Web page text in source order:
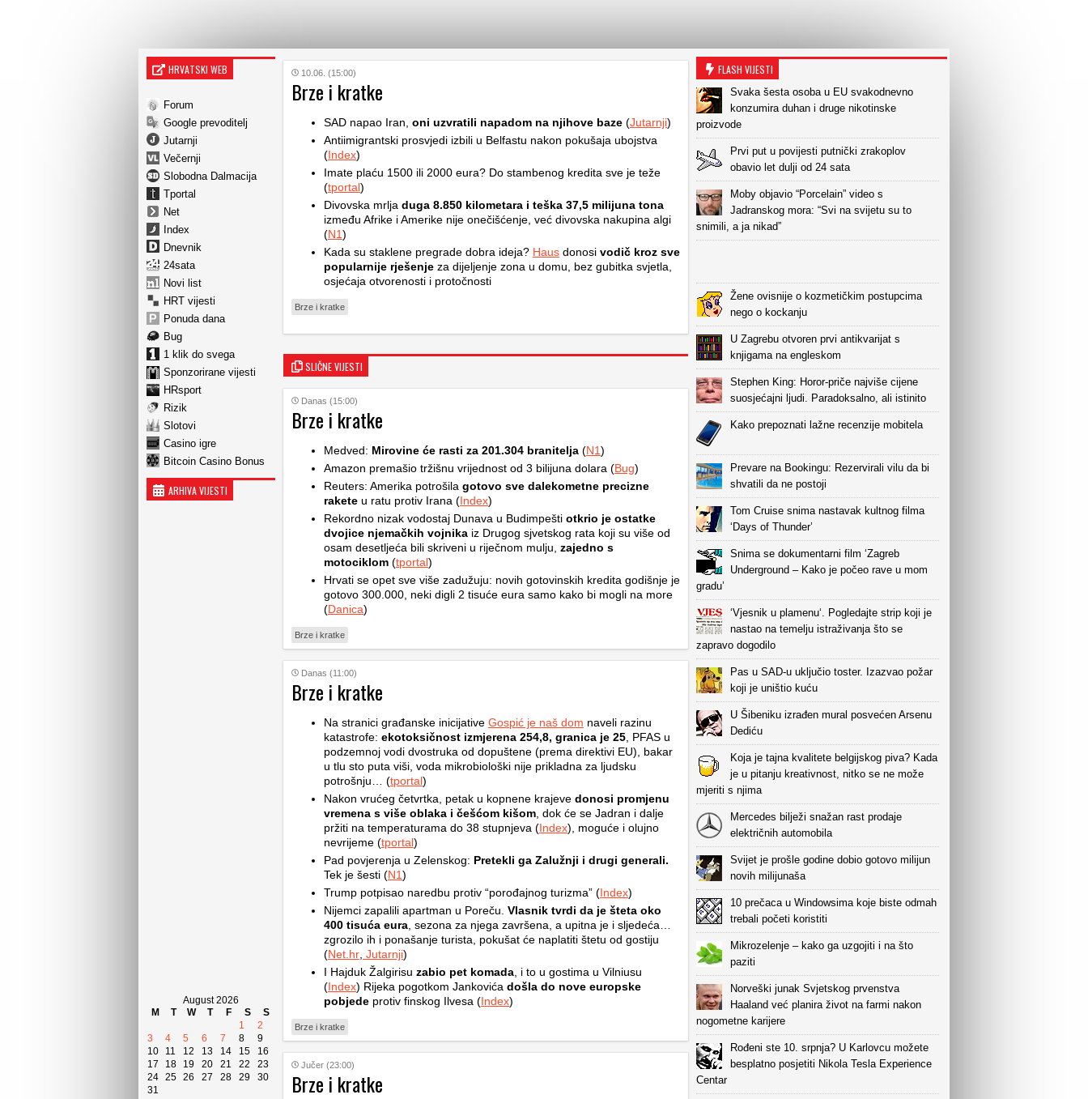
HRVATSKI WEB
Forum
Google prevoditelj
Jutarnji
Večernji
Slobodna Dalmacija
Tportal
Net
Index
Dnevnik
24sata
Novi list
HRT vijesti
Ponuda dana
Bug
1 klik do svega
Sponzorirane vijesti
HRsport
Rizik
Slotovi
Casino igre
Bitcoin Casino Bonus
ARHIVA VIJESTI
August 2026
M
T W T F S
S
1
2
3
4 5 6 7 8
9
10
11 12 13 14 15
16
17
18 19 20 21 22
23
24 25 26 27 28 29
30
31
10.06. (15:00)
Brze i kratke
SAD napao Iran, oni uzvratili napadom na njihove baze (Jutarnji)
Antiimigrantski prosvjedi izbili u Belfastu nakon pokušaja ubojstva
(Index)
Imate plaću 1500 ili 2000 eura? Do stambenog kredita sve je teže
(tportal)
Divovska mrlja duga 8.850 kilometara i teška 37,5 milijuna tona
između Afrike i Amerike nije onečišćenje, već divovska nakupina algi
(N1)
Kada su staklene pregrade dobra ideja? Haus donosi vodič kroz sve
popularnije rješenje za dijeljenje zona u domu, bez gubitka svjetla,
osjećaja otvorenosti i protočnosti
Brze i kratke
SLIČNE VIJESTI
Danas (15:00)
Brze i kratke
Medved: Mirovine će rasti za 201.304 branitelja (N1)
Amazon premašio tržišnu vrijednost od 3 bilijuna dolara (Bug)
Reuters: Amerika potrošila gotovo sve dalekometne precizne
rakete u ratu protiv Irana (Index)
Rekordno nizak vodostaj Dunava u Budimpešti otkrio je ostatke
dvojice njemačkih vojnika iz Drugog sjvetskog rata koji su više od
osam desetljeća bili skriveni u riječnom mulju, zajedno s
motociklom (tportal)
Hrvati se opet sve više zadužuju: novih gotovinskih kredita godišnje je
gotovo 300.000, neki digli 2 tisuće eura samo kako bi mogli na more
(Danica)
Brze i kratke
Danas (11:00)
Brze i kratke
Na stranici građanske inicijative Gospić je naš dom naveli razinu
katastrofe: ekotoksičnost izmjerena 254,8, granica je 25 , PFAS u
podzemnoj vodi dvostruka od dopuštene (prema direktivi EU), bakar
u tlu sto puta viši, voda mikrobiološki nije prikladna za ljudsku
potrošnju… (tportal)
Nakon vrućeg četvrtka, petak u kopnene krajeve donosi promjenu
vremena s više oblaka i češćom kišom , dok će se Jadran i dalje
pržiti na temperaturama do 38 stupnjeva (Index), moguće i olujno
nevrijeme (tportal)
Pad povjerenja u Zelenskog: Pretekli ga Zalužnji i drugi generali.
Tek je šesti (N1)
Trump potpisao naredbu protiv “porođajnog turizma” (Index)
Nijemci zapalili apartman u Poreču. Vlasnik tvrdi da je šteta oko
400 tisuća eura , sezona za njega završena, a upitna je i sljedeća…
zgrozilo ih i ponašanje turista, pokušat će naplatiti štetu od gostiju
(Net.hr Jutarnji)
I Hajduk Žalgirisu zabio pet komada , i to u gostima u Vilniusu
(Index) Rijeka pogotkom Jankovića došla do nove europske
pobjede protiv finskog Ilvesa (Index)
Brze i kratke
Jučer (23:00)
Brze i kratke
FLASH VIJESTI
Svaka šesta osoba u EU svakodnevno
konzumira duhan i druge nikotinske
proizvode
Prvi put u povijesti putnički zrakoplov
obavio let dulji od 24 sata
Moby objavio “Porcelain” video s
Jadranskog mora: “Svi na svijetu su to
snimili, a ja nikad”
Žene ovisnije o kozmetičkim postupcima
nego o kockanju
U Zagrebu otvoren prvi antikvarijat s
knjigama na engleskom
Stephen King: Horor-priče najviše cijene
suosjećajni ljudi. Paradoksalno, ali istinito
Kako prepoznati lažne recenzije mobitela
Prevare na Bookingu: Rezervirali vilu da bi
shvatili da ne postoji
Tom Cruise snima nastavak kultnog filma
‘Days of Thunder’
Snima se dokumentarni film ‘Zagreb
Underground – Kako je počeo rave u mom
gradu’
‘Vjesnik u plamenu‘. Pogledajte strip koji je
nastao na temelju istraživanja što se
zapravo dogodilo
Pas u SAD-u uključio toster. Izazvao požar
koji je uništio kuću
U Šibeniku izrađen mural posvećen Arsenu
Dediću
Koja je tajna kvalitete belgijskog piva? Kada
je u pitanju kreativnost, nitko se ne može
mjeriti s njima
Mercedes bilježi snažan rast prodaje
električnih automobila
Svijet je prošle godine dobio gotovo milijun
novih milijunaša
10 prečaca u Windowsima koje biste odmah
trebali početi koristiti
Mikrozelenje – kako ga uzgojiti i na što
paziti
Norveški junak Svjetskog prvenstva
Haaland već planira život na farmi nakon
nogometne karijere
Rođeni ste 10. srpnja? U Karlovcu možete
besplatno posjetiti Nikola Tesla Experience
Centar